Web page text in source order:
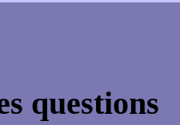
questions